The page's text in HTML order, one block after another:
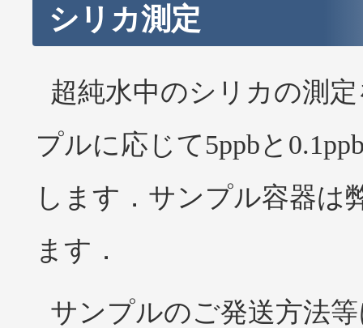
シリカ測定
超純水中のシリカの測
プルに応じて5ppbと
します．サンプル容器は
ます．
サンプルのご発送方法